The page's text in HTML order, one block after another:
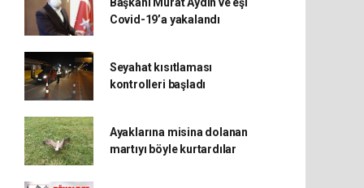
Covid-19’a yakalandı
Seyahat kısıtlaması
kontrolleri başladı
Ayaklarına misina dolanan
martıyı böyle kurtardılar